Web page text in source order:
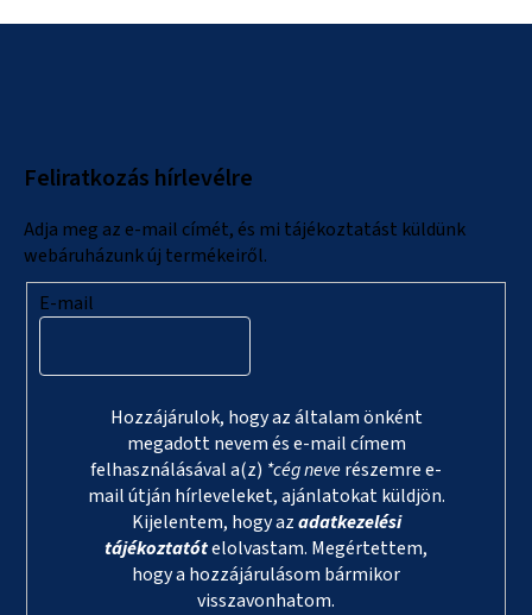
Feliratkozás hírlevélre
Adja meg az e-mail címét, és mi tájékoztatást küldünk
webáruházunk új termékeiről.
E-mail
Hozzájárulok, hogy az általam önként
megadott nevem és e-mail címem
felhasználásával a(z) *cég neverészemre e-
mail útján hírleveleket, ajánlatokat küldjön.
Kijelentem, hogy azadatkezelési
tájékoztatótelolvastam. Megértettem,
hogy a hozzájárulásom bármikor
visszavonhatom.